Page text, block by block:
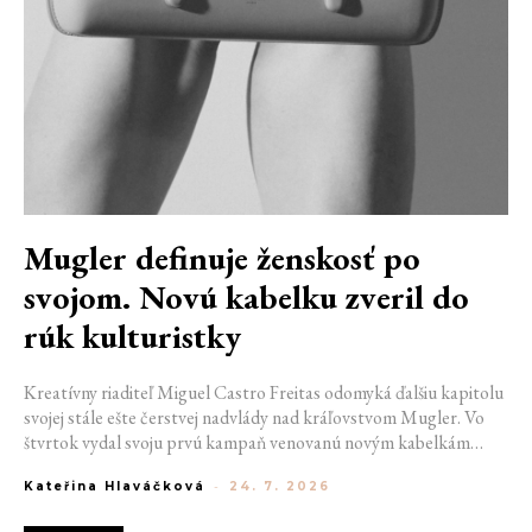
Mugler definuje ženskosť po
svojom. Novú kabelku zveril do
rúk kulturistky
Kreatívny riaditeľ Miguel Castro Freitas odomyká ďalšiu kapitolu
svojej stále ešte čerstvej nadvlády nad kráľovstvom Mugler. Vo
štvrtok vydal svoju prvú kampaň venovanú novým kabelkám
návrhár do módneho domu prišiel. Umne kombinuje výrazy
Kateřina Hlaváčková - 24. 7. 2026